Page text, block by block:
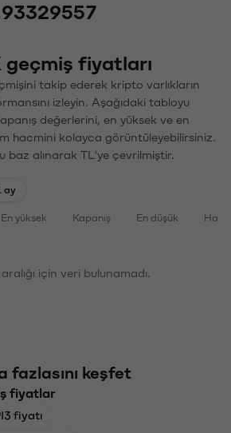
fiyatları
takip ederek kripto varlıkların
izleyin. Aşağıdaki tabloyu
değerlerini, en yüksek ve en
hacmini kolayca görüntüleyebilirsiniz.
baz alınarak TL'ye çevrilmiştir.
ay
En yüksek Kapanış En düşük
için veri bulunamadı.
fazlasını keşfet
fiyatlar
fiyatı